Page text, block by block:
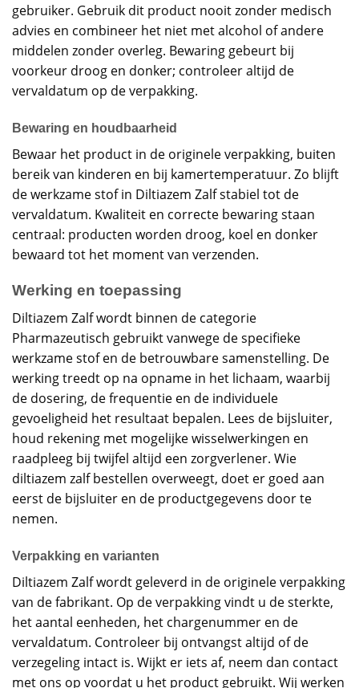
gebruiker. Gebruik dit product nooit zonder medisch
advies en combineer het niet met alcohol of andere
middelen zonder overleg. Bewaring gebeurt bij
voorkeur droog en donker; controleer altijd de
vervaldatum op de verpakking.
Bewaring en houdbaarheid
Bewaar het product in de originele verpakking, buiten
bereik van kinderen en bij kamertemperatuur. Zo blijft
de werkzame stof in Diltiazem Zalf stabiel tot de
vervaldatum. Kwaliteit en correcte bewaring staan
centraal: producten worden droog, koel en donker
bewaard tot het moment van verzenden.
Werking en toepassing
Diltiazem Zalf wordt binnen de categorie
Pharmazeutisch gebruikt vanwege de specifieke
werkzame stof en de betrouwbare samenstelling. De
werking treedt op na opname in het lichaam, waarbij
de dosering, de frequentie en de individuele
gevoeligheid het resultaat bepalen. Lees de bijsluiter,
houd rekening met mogelijke wisselwerkingen en
raadpleeg bij twijfel altijd een zorgverlener. Wie
diltiazem zalf bestellen overweegt, doet er goed aan
eerst de bijsluiter en de productgegevens door te
nemen.
Verpakking en varianten
Diltiazem Zalf wordt geleverd in de originele verpakking
van de fabrikant. Op de verpakking vindt u de sterkte,
het aantal eenheden, het chargenummer en de
vervaldatum. Controleer bij ontvangst altijd of de
verzegeling intact is. Wijkt er iets af, neem dan contact
met ons op voordat u het product gebruikt. Wij werken